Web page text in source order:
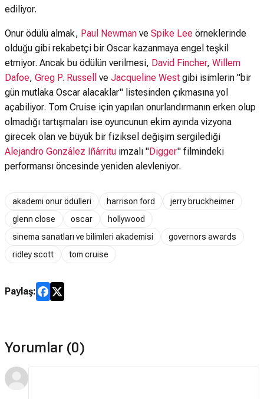
ediliyor.
Onur ödülü almak, Paul Newman ve Spike Lee örneklerinde
olduğu gibi rekabetçi bir Oscar kazanmaya engel teşkil
etmiyor. Ancak bu ödülün verilmesi, David Fincher, Willem
Dafoe, Greg P. Russell ve Jacqueline West gibi isimlerin "bir
gün mutlaka Oscar alacaklar" listesinden çıkmasına yol
açabiliyor. Tom Cruise için yapılan onurlandırmanın erken olup
olmadığı tartışmaları ise oyuncunun ekim ayında vizyona
girecek olan ve büyük bir fiziksel değişim sergilediği
Alejandro González Iñárritu imzalı "Digger" filmindeki
performansı öncesinde yeniden alevleniyor.
akademi onur ödülleri harrison ford
jerry bruckheimer
glenn close
oscar
hollywood
sinema sanatları ve bilimleri akademisi
governors awards
ridley scott
tom cruise
Paylaş:
Yorumlar (0)